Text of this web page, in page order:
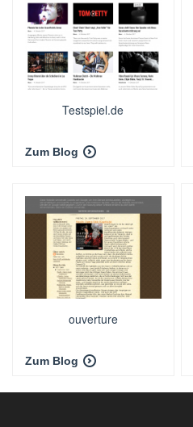
Testspiel.de
Zum Blog
ouverture
Zum Blog